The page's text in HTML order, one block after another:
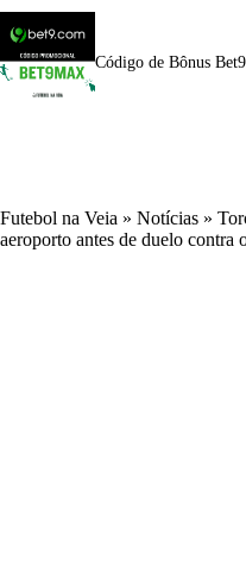
Código de Bônus
Futebol na Veia » Notícias »
aeroporto antes de duelo contra